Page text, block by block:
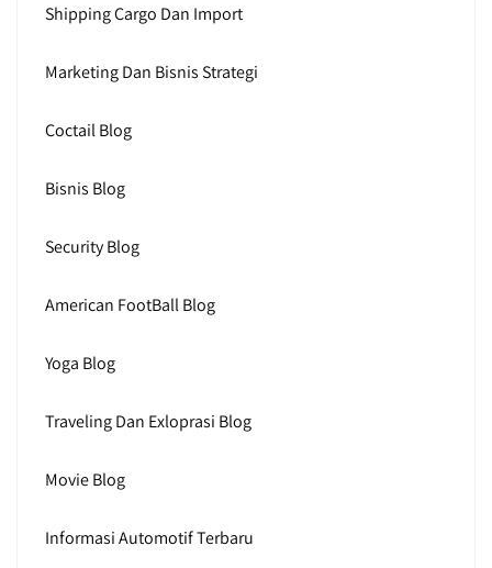
Shipping Cargo Dan Import
Marketing Dan Bisnis Strategi
Coctail Blog
Bisnis Blog
Security Blog
American FootBall Blog
Yoga Blog
Traveling Dan Exloprasi Blog
Movie Blog
Informasi Automotif Terbaru